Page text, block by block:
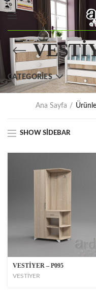
CATEGORIES
Ana Sayfa
SHOW SIDEBAR
VESTİYER – P095
VESTİYER